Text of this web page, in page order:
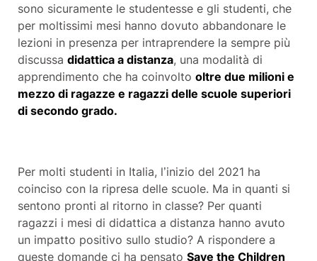
sono sicuramente le studentesse e gli studenti, che
per moltissimi mesi hanno dovuto abbandonare le
lezioni in presenza per intraprendere la sempre più
discussa didattica a distanza, una modalità di
apprendimento che ha coinvolto oltre due milioni e
mezzo di ragazze e ragazzi delle scuole superiori
di secondo grado.
Per molti studenti in Italia, l’inizio del 2021 ha
coinciso con la ripresa delle scuole. Ma in quanti si
sentono pronti al ritorno in classe? Per quanti
ragazzi i mesi di didattica a distanza hanno avuto
un impatto positivo sullo studio? A rispondere a
queste domande ci ha pensato Save the Children